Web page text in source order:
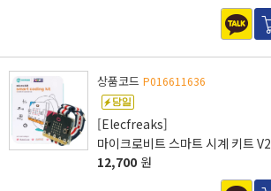
상품코드 P016611636
[Elecfreaks]
마이크로비트 스마트 시계 키트 V2
12,700 원